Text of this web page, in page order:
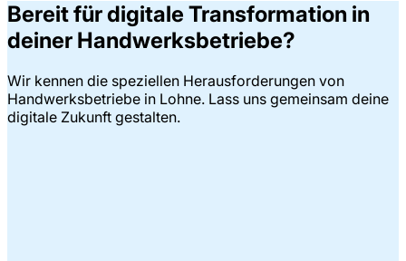
Bereit für digitale Transformation in
deiner Handwerksbetriebe?
Wir kennen die speziellen Herausforderungen von
Handwerksbetriebe in Lohne. Lass uns gemeinsam deine
digitale Zukunft gestalten.